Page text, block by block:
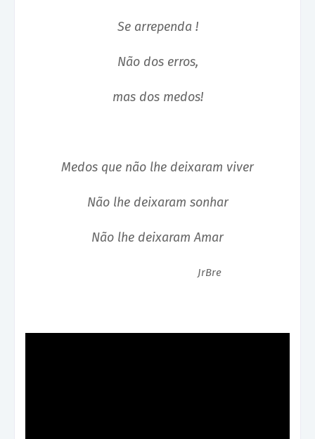
Se arrependa !
Não dos erros,
mas dos medos!
Medos que não lhe deixaram viver
Não lhe deixaram sonhar
Não lhe deixaram Amar
JrBre